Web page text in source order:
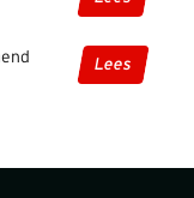
Lees